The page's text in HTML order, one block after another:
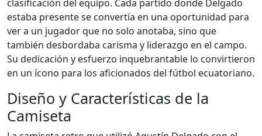
clasificación del equipo. Cada partido donde Delgado
estaba presente se convertía en una oportunidad para
ver a un jugador que no solo anotaba, sino que
también desbordaba carisma y liderazgo en el campo.
Su dedicación y esfuerzo inquebrantable lo convirtieron
en un ícono para los aficionados del fútbol ecuatoriano.
Diseño y Características de la
Camiseta